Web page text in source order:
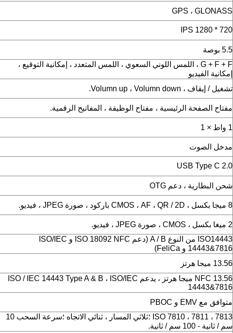
GPS ، GLONASS
720 * 1280 IPS
5.5 بوصة
G + F + F ، اللمس اللوني السعوي ، اللمس المتعدد ، إمكانية التوقيع ،
إمكانية الفيديو
تشغيل / إيقاف ، Volumn up ، Volumn down.
مفتاح الصفحة الرئيسية ، مفتاح الوظيفة ، المفاتيح الرقمية.
1 واط × 1
مدخل الصوت
USB Type C 2.0
شحن البطارية ، دعم OTG
8 ميجا بكسل ، CMOS ، AF ، QR / 2D باركود ، صورة JPEG ، فيديو.
2 ميغا بكسل ، CMOS ، صورة JPEG ، فيديو.
ISO14443 من النوع A / B (دعم ISO 18092 NFC و ISO/IEC
14443&7816 و FeliCa)
13.56 ميجا هرتز
NFC 13.56 ميجا هرتز ، يدعم ISO / IEC 14443 Type A & B ، ISO/IEC
14443&7816
متوافق مع EMV و PBOC
ISO 7810 ، 7811 ، 7813 ؛ثلاثي المسار ، ثنائي الاتجاه ؛سرعة السحب 10
سم / ثانية - 100 سم / ثانية.